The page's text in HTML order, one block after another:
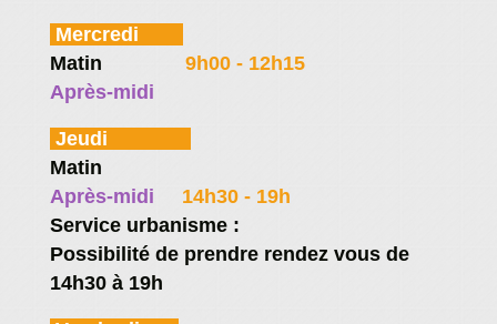
Mercredi
Matin 9h00 - 12h15
Après-midi
Jeudi
Matin
Après-midi
14h30 - 19h
Service urbanisme :
Possibilité de prendre rendez vous de
14h30 à 19h